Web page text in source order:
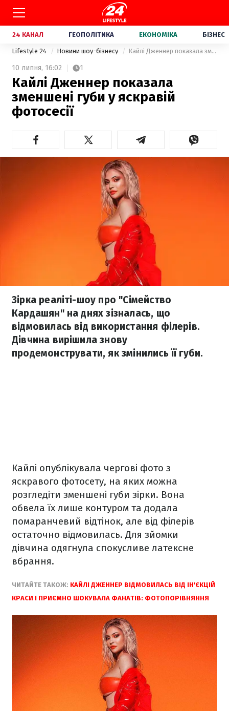
24 КАНАЛ ГЕОПОЛІТИКА ЕКОНОМІКА БІЗНЕС
Lifestyle 24 Новини шоу-бізнесу Кайлі Дженнер показала зменшені губи у яскравій фотосесії
10 липня, 16:02 1
Кайлі Дженнер показала
зменшені губи у яскравій
фотосесії
Зірка реаліті-шоу про "Сімейство
Кардашян" на днях зізналась, що
відмовилась від використання філерів.
Дівчина вирішила знову
продемонструвати, як змінились її губи.
Кайлі опублікувала чергові фото з
яскравого фотосету, на яких можна
розгледіти зменшені губи зірки. Вона
обвела їх лише контуром та додала
помаранчевий відтінок, але від філерів
остаточно відмовилась. Для зйомки
дівчина одягнула спокусливе латексне
вбрання.
ЧИТАЙТЕ ТАКОЖ: КАЙЛІ ДЖЕННЕР ВІДМОВИЛАСЬ ВІД ІН'ЄКЦІЙ
КРАСИ І ПРИЄМНО ШОКУВАЛА ФАНАТІВ: ФОТОПОРІВНЯННЯ